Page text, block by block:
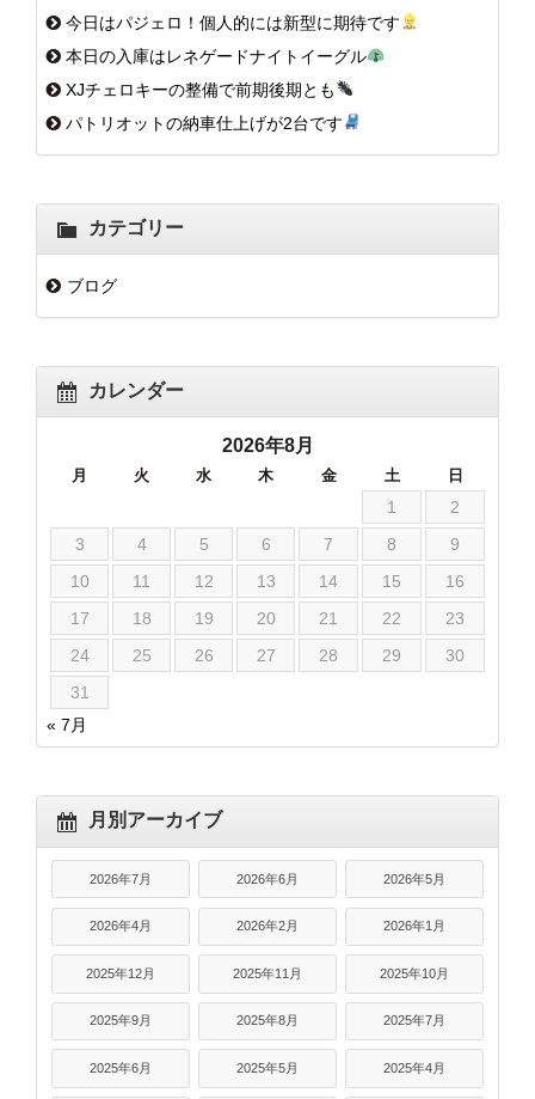
今日はパジェロ！個人的には新型に期待です
本日の入庫はレネゲードナイトイーグル
XJチェロキーの整備で前期後期とも
パトリオットの納車仕上げが2台です
カテゴリー
ブログ
カレンダー
2026年8月
月 火 水 木 金 土 日
1
2
3
4 5 6 7 8
9
10
11 12 13 14 15
16
17
18 19 20 21 22
23
24
25 26 27 28 29
30
31
« 7月
月別アーカイブ
2026年7月 2026年6月 2026年5月
2026年4月 2026年2月 2026年1月
2025年12月 2025年11月 2025年10月
2025年9月 2025年8月 2025年7月
2025年6月 2025年5月 2025年4月